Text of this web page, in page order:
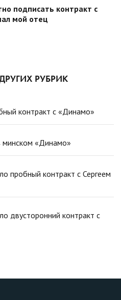
подписать контракт с
мой отец
РУБРИК
контракт с «Динамо»
минском «Динамо»
пробный контракт с Сергеем
двусторонний контракт с